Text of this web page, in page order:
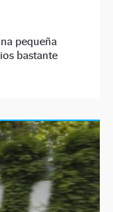
pequeña
bastante